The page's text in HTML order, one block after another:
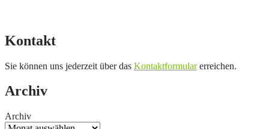
Kontakt
Sie können uns jederzeit über das Kontaktformularerreichen.
Archiv
Archiv